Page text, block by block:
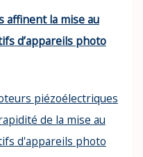
affinent la mise au
d’appareils photo